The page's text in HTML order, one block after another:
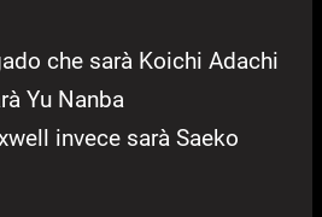
che sarà Koichi Adachi
Yu Nanba
invece sarà Saeko